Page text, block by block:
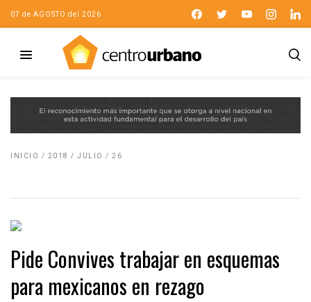
07 de AGOSTO del 2026
INICIO / 2018 / JULIO / 26
Pide Convives trabajar en esquemas
para mexicanos en rezago